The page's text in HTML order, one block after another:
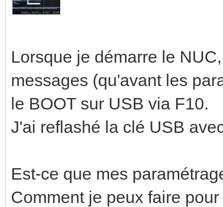
Lorsque je démarre le
messages (qu'avant les
le BOOT sur USB via F10.
J'ai reflashé la clé USB
Est-ce que mes
Comment je peux faire